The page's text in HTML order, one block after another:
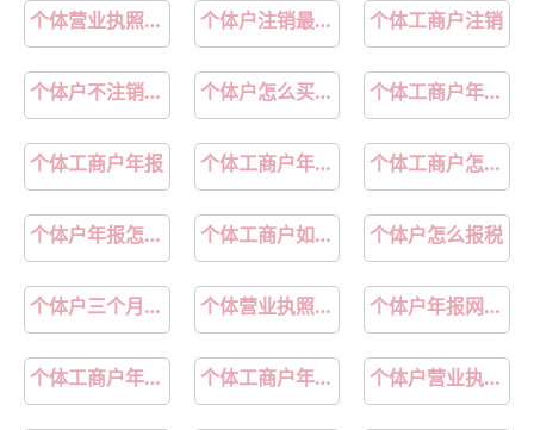
个体营业执照注销怎么办理 个体户注销最简单方法 个体工商户注销
个体户不注销的后果 个体户怎么买社保 个体工商户年检入口官网
个体工商户年报 个体工商户年报操作步骤 个体工商户怎么开发票
个体户年报怎么报 个体工商户如何报税 个体户怎么报税
个体户三个月申报一次怎么申报 个体营业执照如何办理 个体户年报网上申报入口
个体工商户年报怎么报 个体工商户年度申报怎么申报 个体户营业执照年检